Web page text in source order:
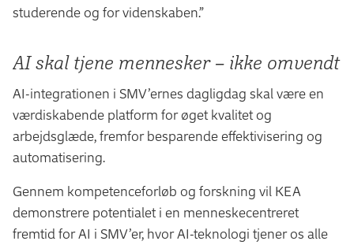
studerende og for videnskaben.”
AI skal tjene mennesker – ikke omvendt
AI-integrationen i SMV’ernes dagligdag skal være en
værdiskabende platform for øget kvalitet og
arbejdsglæde, fremfor besparende effektivisering og
automatisering.
Gennem kompetenceforløb og forskning vil KEA
demonstrere potentialet i en menneskecentreret
fremtid for AI i SMV’er, hvor AI-teknologi tjener os alle